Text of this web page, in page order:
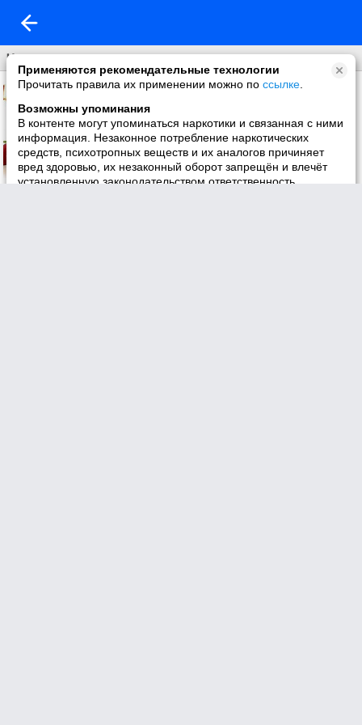
Применяются рекомендательные технологии
Прочитать правила их применении можно по ссылке
Возможны упоминания
В контенте могут упоминаться наркотики и связанная с ними
информация. Незаконное потребление наркотических
средств, психотропных веществ и их аналогов причиняет
вред здоровью, их незаконный оборот запрещён и влечёт
установленную законодательством ответственность
Что нового